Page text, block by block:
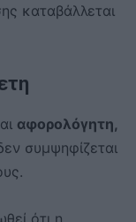
καταβάλλεται
αφορολόγητη,
συμψηφίζεται
ότι η